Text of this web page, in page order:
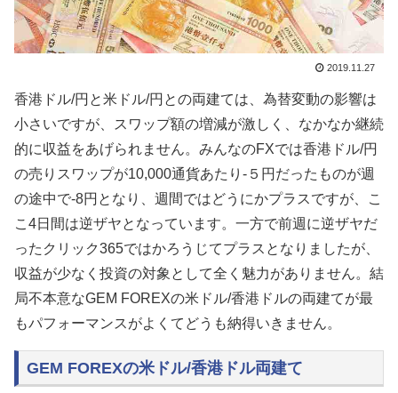
2019.11.27
香港ドル/円と米ドル/円との両建ては、為替変動の影響は
小さいですが、スワップ額の増減が激しく、なかなか継続
的に収益をあげられません。みんなのFXでは香港ドル/円
の売りスワップが10,000通貨あたり-５円だったものが週
の途中で-8円となり、週間ではどうにかプラスですが、こ
こ4日間は逆ザヤとなっています。一方で前週に逆ザヤだ
ったクリック365ではかろうじてプラスとなりましたが、
収益が少なく投資の対象として全く魅力がありません。結
局不本意なGEM FOREXの米ドル/香港ドルの両建てが最
もパフォーマンスがよくてどうも納得いきません。
GEM FOREXの米ドル/香港ドル両建て